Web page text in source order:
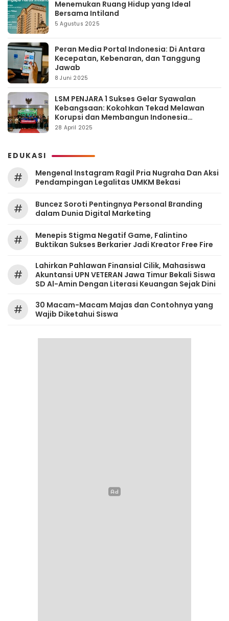
Menemukan Ruang Hidup yang Ideal
Bersama Intiland
5 Agustus 2025
Peran Media Portal Indonesia: Di Antara
Kecepatan, Kebenaran, dan Tanggung
Jawab
8 Juni 2025
LSM PENJARA 1 Sukses Gelar Syawalan
Kebangsaan: Kokohkan Tekad Melawan
Korupsi dan Membangun Indonesia
Berintegritas
28 April 2025
EDUKASI
#
Mengenal Instagram Ragil Pria Nugraha Dan Aksi
Pendampingan Legalitas UMKM Bekasi
#
‎Buncez Soroti Pentingnya Personal Branding
dalam Dunia Digital Marketing
#
Menepis Stigma Negatif Game, Falintino
Buktikan Sukses Berkarier Jadi Kreator Free Fire
#
Lahirkan Pahlawan Finansial Cilik, Mahasiswa
Akuntansi UPN VETERAN Jawa Timur Bekali Siswa
SD Al-Amin Dengan Literasi Keuangan Sejak Dini
#
30 Macam-Macam Majas dan Contohnya yang
Wajib Diketahui Siswa